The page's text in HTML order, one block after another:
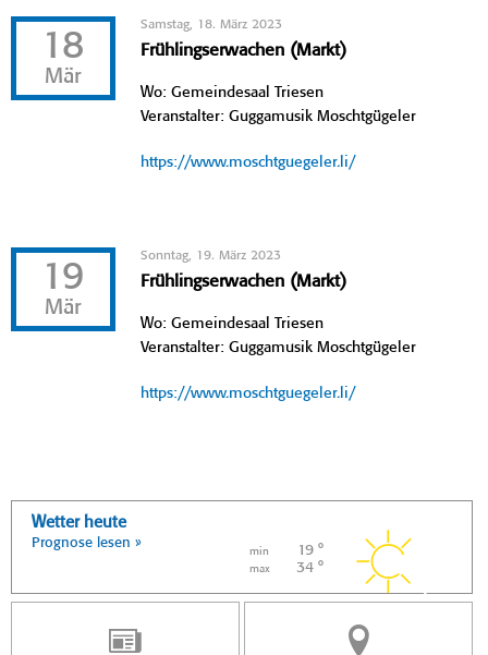
18
Mär
Samstag, 18. März 2023
Frühlingserwachen (Markt)
Wo: Gemeindesaal Triesen
Veranstalter: Guggamusik Moschtgügeler
https://www.moschtguegeler.li/
19
Mär
Sonntag, 19. März 2023
Frühlingserwachen (Markt)
Wo: Gemeindesaal Triesen
Veranstalter: Guggamusik Moschtgügeler
https://www.moschtguegeler.li/
Wetter heute
Prognose lesen »
min 19 °
max 34 °